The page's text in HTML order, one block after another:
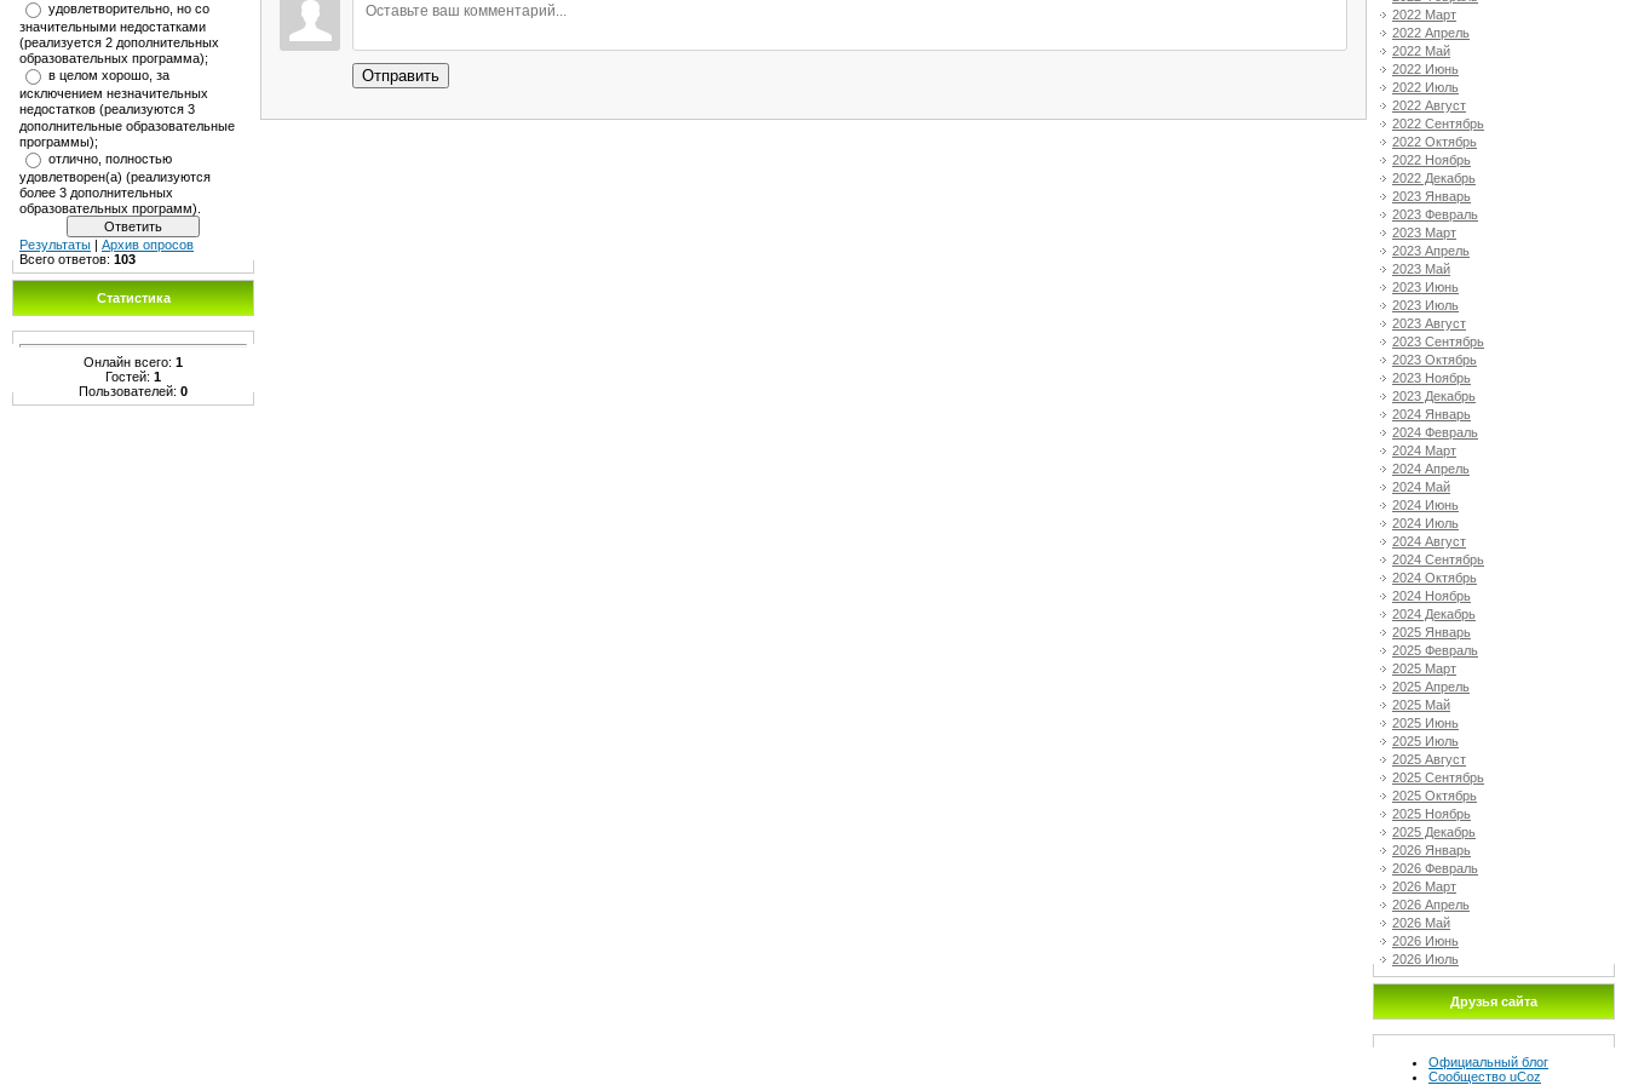
удовлетворительно, но со
значительными недостатками
(реализуется 2 дополнительных
образовательных программа);
в целом хорошо, за
исключением незначительных
недостатков (реализуются 3
дополнительные образовательные
программы);
отлично, полностью
удовлетворен(а) (реализуются
более 3 дополнительных
образовательных программ).
Результаты
Архив опросов
Всего ответов: 103
Статистика
Онлайн всего: 1
Гостей: 1
Пользователей: 0
Отправить
2022 Март
2022 Апрель
2022 Май
2022 Июнь
2022 Июль
2022 Август
2022 Сентябрь
2022 Октябрь
2022 Ноябрь
2022 Декабрь
2023 Январь
2023 Февраль
2023 Март
2023 Апрель
2023 Май
2023 Июнь
2023 Июль
2023 Август
2023 Сентябрь
2023 Октябрь
2023 Ноябрь
2023 Декабрь
2024 Январь
2024 Февраль
2024 Март
2024 Апрель
2024 Май
2024 Июнь
2024 Июль
2024 Август
2024 Сентябрь
2024 Октябрь
2024 Ноябрь
2024 Декабрь
2025 Январь
2025 Февраль
2025 Март
2025 Апрель
2025 Май
2025 Июнь
2025 Июль
2025 Август
2025 Сентябрь
2025 Октябрь
2025 Ноябрь
2025 Декабрь
2026 Январь
2026 Февраль
2026 Март
2026 Апрель
2026 Май
2026 Июнь
2026 Июль
Друзья сайта
Официальный блог
Сообщество uCoz